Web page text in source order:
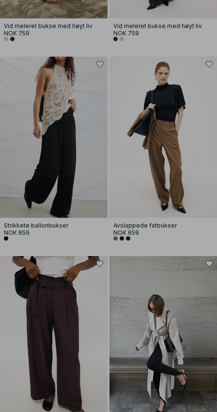
Vid meleret bukse med høyt liv
NOK 759
Vid meleret bukse med høyt liv
NOK 759
Strikkete ballonbukser
NOK 659
Avslappede fatbukser
NOK 659